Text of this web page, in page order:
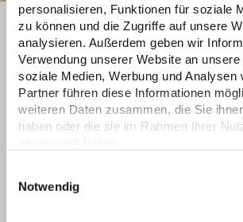
personalisieren, Funktionen für soziale
zu können und die Zugriffe auf unsere
analysieren. Außerdem geben wir
Verwendung unserer Website an
soziale Medien, Werbung und Analysen
Partner führen diese Informationen
weiteren Daten zusammen, die Sie
haben oder die sie im Rahmen Ihrer
Datenschutzniveau existiert. Das
Notwendig
Hilfe bei
Bremen
0421 359-1010
(Strom)
0421 359-1040